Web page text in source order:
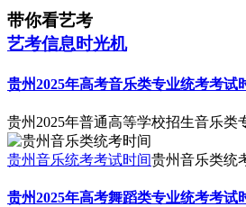
带你看艺考
艺考信息时光机
贵州2025年高考音乐类专业统考考试
贵州2025年普通高等学校招生音乐类
贵州音乐统考考试时间贵州音乐类统
贵州2025年高考舞蹈类专业统考考试